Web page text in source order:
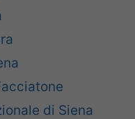
di Siena